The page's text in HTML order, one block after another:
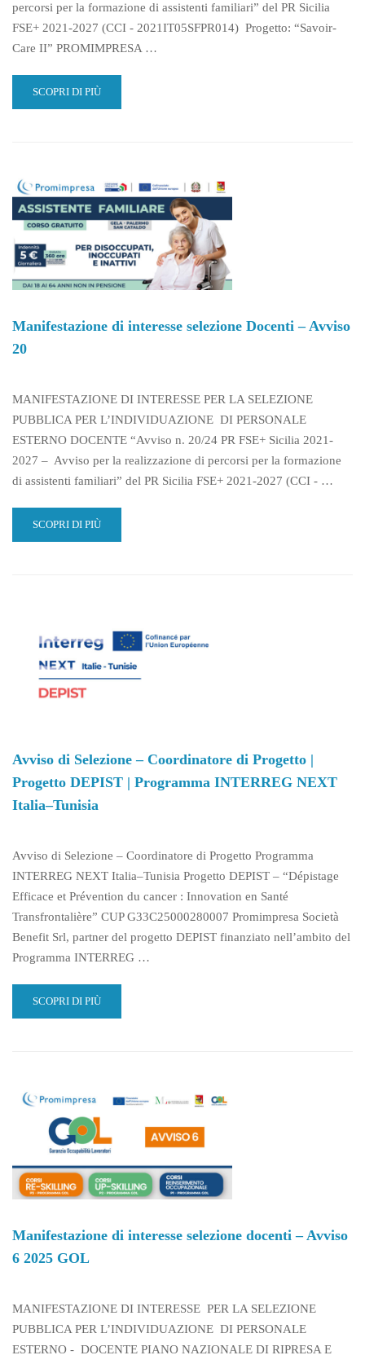
percorsi per la formazione di assistenti familiari” del PR Sicilia
FSE+ 2021-2027 (CCI - 2021IT05SFPR014) Progetto: “Savoir-
Care II” PROMIMPRESA …
READ
MORE
SELEZIONE
ALLIEVI
–
20
SCOPRI DI PIÙ
Manifestazione di interesse selezione Docenti – Avviso
20
MANIFESTAZIONE DI INTERESSE PER LA SELEZIONE
PUBBLICA PER L’INDIVIDUAZIONE DI PERSONALE
ESTERNO DOCENTE “Avviso n. 20/24 PR FSE+ Sicilia 2021-
2027 – Avviso per la realizzazione di percorsi per la formazione
di assistenti familiari” del PR Sicilia FSE+ 2021-2027 (CCI - …
READ
MORE
DOCENTI
AVVISO
20
SCOPRI DI PIÙ
Avviso di Selezione – Coordinatore di Progetto |
Progetto DEPIST | Programma INTERREG NEXT
Italia–Tunisia
Avviso di Selezione – Coordinatore di Progetto Programma
INTERREG NEXT Italia–Tunisia Progetto DEPIST – “Dépistage
Efficace et Prévention du cancer : Innovation en Santé
Transfrontalière” CUP G33C25000280007 Promimpresa Società
Benefit Srl, partner del progetto DEPIST finanziato nell’ambito del
Programma INTERREG …
READ
MORE
–
COORDINATORE
PROGETTO
|
PROGETTO
DEPIST
PROGRAMMA
INTERREG
NEXT
SCOPRI DI PIÙ
Manifestazione di interesse selezione docenti – Avviso
6 2025 GOL
MANIFESTAZIONE DI INTERESSE PER LA SELEZIONE
PUBBLICA PER L’INDIVIDUAZIONE DI PERSONALE
ESTERNO - DOCENTE PIANO NAZIONALE DI RIPRESA E